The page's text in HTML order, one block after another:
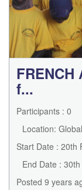
FRENCH
f...
Participants : 0
Location: Global
Start Date : 20th
End Date :
Posted 9 years